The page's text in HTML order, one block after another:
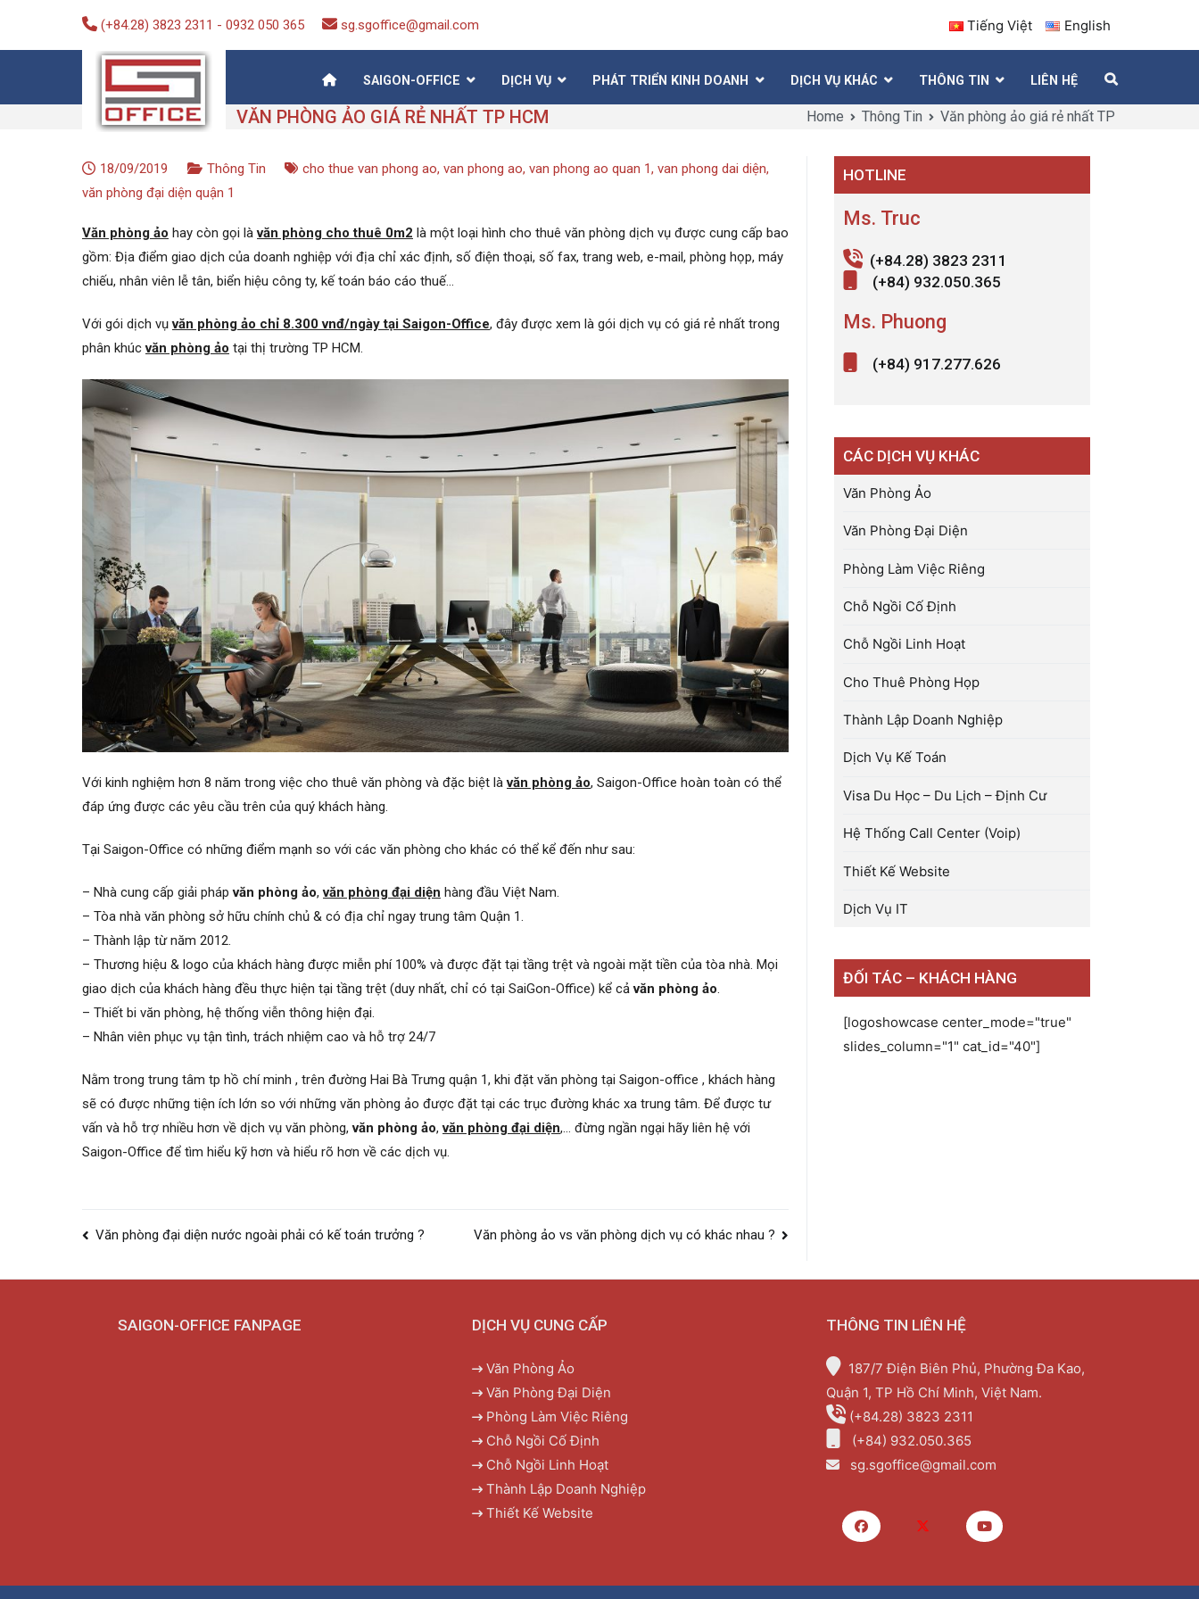
(+84.28) 3823 2311 - 0932 050 365 sg.sgoffice@gmail.com Tiếng Việt English
Saigon-Office
Saving Is Solution
SAIGON-OFFICE DỊCH VỤ PHÁT TRIỂN KINH DOANH DỊCH VỤ KHÁC THÔNG TIN LIÊN HỆ
VĂN PHÒNG ẢO GIÁ RẺ NHẤT TP HCM Home Thông Tin Văn phòng ảo giá rẻ nhất TP HCM
18/09/2019 Thông Tin cho thue van phong ao,van phong ao,van phong ao quan 1,van phong dai diện,
văn phòng đại diện quận 1
Văn phòng ảo hay còn gọi làvăn phòng cho thuê 0m2 là một loại hình cho thuê văn phòng dịch vụ được cung cấp bao
gồm: Địa điểm giao dịch của doanh nghiệp với địa chỉ xác định, số điện thoại, số fax, trang web, e-mail, phòng họp, máy
chiếu, nhân viên lễ tân, biển hiệu công ty, kế toán báo cáo thuế…
Với gói dịch vụvăn phòng ảo chỉ 8.300 vnđ/ngày tại Saigon-Office, đây được xem là gói dịch vụ có giá rẻ nhất trong
phân khúcvăn phòng ảo tại thị trường TP HCM.
Với kinh nghiệm hơn 8 năm trong việc cho thuê văn phòng và đặc biệt làvăn phòng ảo, Saigon-Office hoàn toàn có thể
đáp ứng được các yêu cầu trên của quý khách hàng.
Tại Saigon-Office có những điểm mạnh so với các văn phòng cho khác có thể kể đến như sau:
– Nhà cung cấp giải phápvăn phòng ảo,văn phòng đại diện hàng đầu Việt Nam.
– Tòa nhà văn phòng sở hữu chính chủ & có địa chỉ ngay trung tâm Quận 1.
– Thành lập từ năm 2012.
– Thương hiệu & logo của khách hàng được miễn phí 100% và được đặt tại tầng trệt và ngoài mặt tiền của tòa nhà. Mọi
giao dịch của khách hàng đều thực hiện tại tầng trệt (duy nhất, chỉ có tại SaiGon-Office) kể cảvăn phòng ảo.
– Thiết bi văn phòng, hệ thống viễn thông hiện đại.
– Nhân viên phục vụ tận tình, trách nhiệm cao và hỗ trợ 24/7
Nằm trong trung tâm tp hồ chí minh , trên đường Hai Bà Trưng quận 1, khi đặt văn phòng tại Saigon-office , khách hàng
sẽ có được những tiện ích lớn so với những văn phòng ảo được đặt tại các trục đường khác xa trung tâm. Để được tư
vấn và hỗ trợ nhiều hơn về dịch vụ văn phòng,văn phòng ảo,văn phòng đại diện,… đừng ngần ngại hãy liên hệ với
Saigon-Office để tìm hiểu kỹ hơn và hiểu rõ hơn về các dịch vụ.
Điều
bài
Văn phòng đại diện nước ngoài phải có kế toán trưởng ? Văn phòng ảo vs văn phòng dịch vụ có khác nhau ?
HOTLINE
Ms. Truc
(+84.28) 3823 2311
(+84) 932.050.365
Ms. Phuong
(+84) 917.277.626
CÁC DỊCH VỤ KHÁC
Văn Phòng Ảo
Văn Phòng Đại Diện
Phòng Làm Việc Riêng
Chỗ Ngồi Cố Định
Chỗ Ngồi Linh Hoạt
Cho Thuê Phòng Họp
Thành Lập Doanh Nghiệp
Dịch Vụ Kế Toán
Visa Du Học – Du Lịch – Định Cư
Hệ Thống Call Center (Voip)
Thiết Kế Website
Dịch Vụ IT
ĐỐI TÁC – KHÁCH HÀNG
[logoshowcase center_mode="true"
slides_column="1" cat_id="40"]
SAIGON-OFFICE FANPAGE DỊCH VỤ CUNG CẤP
Văn Phòng Ảo
Văn Phòng Đại Diện
Phòng Làm Việc Riêng
Chỗ Ngồi Cố Định
Chỗ Ngồi Linh Hoạt
Thành Lập Doanh Nghiệp
Thiết Kế Website
THÔNG TIN LIÊN HỆ
187/7 Điện Biên Phủ, Phường Đa Kao,
Quận 1, TP Hồ Chí Minh, Việt Nam.
(+84.28) 3823 2311
(+84) 932.050.365
sg.sgoffice@gmail.com